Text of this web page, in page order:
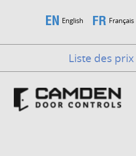
English Français
Liste des